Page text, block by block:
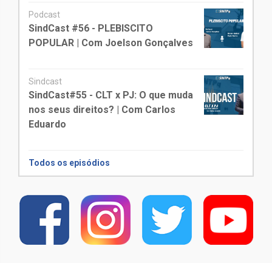
Podcast
SindCast #56 - PLEBISCITO
POPULAR | Com Joelson Gonçalves
Sindcast
SindCast#55 - CLT x PJ: O que muda
nos seus direitos? | Com Carlos
Eduardo
Todos os episódios